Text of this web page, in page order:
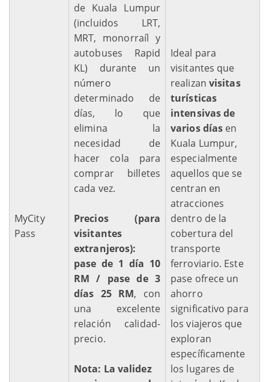
MyCity
Pass
de Kuala Lumpur
(incluidos LRT,
MRT, monorraíl y
autobuses Rapid
KL) durante un
número
determinado de
días, lo que
elimina la
necesidad de
hacer cola para
comprar billetes
cada vez.
Precios (para
visitantes
extranjeros):
pase de 1 día 10
RM / pase de 3
días 25 RM, con
una excelente
relación calidad-
precio.
Nota: La validez
Ideal para
visitantes que
realizan visitas
turísticas
intensivas de
varios días en
Kuala Lumpur,
especialmente
aquellos que se
centran en
atracciones
dentro de la
cobertura del
transporte
ferroviario. Este
pase ofrece un
ahorro
significativo para
los viajeros que
exploran
específicamente
los lugares de